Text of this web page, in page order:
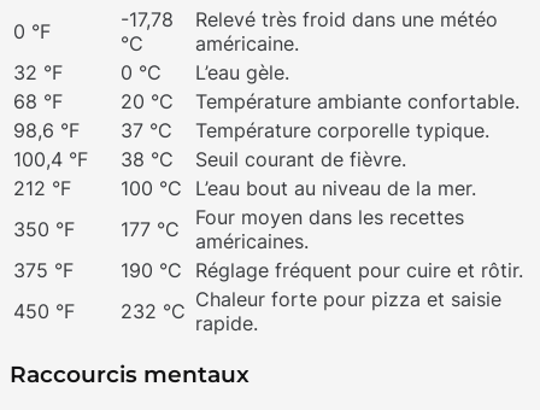
0 °F
-17,78
°C
Relevé très froid dans une météo
américaine.
32 °F
0 °C
L’eau gèle.
68 °F
20 °C
Température ambiante confortable.
98,6 °F
37 °C
Température corporelle typique.
100,4 °F
38 °C
Seuil courant de fièvre.
212 °F
100 °C
L’eau bout au niveau de la mer.
350 °F
177 °C
Four moyen dans les recettes
américaines.
375 °F
190 °C
Réglage fréquent pour cuire et rôtir.
450 °F
232 °C Chaleur forte pour pizza et saisie
rapide.
Raccourcis mentaux